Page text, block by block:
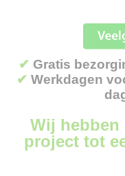
✔ Gratis
✔ Werkdagen
Wij
project tot